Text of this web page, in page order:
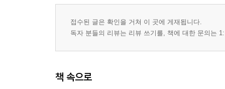
접수된 글은 확인을 거쳐 이 곳에 게재됩니다.
독자 분들의 리뷰는 리뷰 쓰기를, 책에 대한 문의는
책 속으로